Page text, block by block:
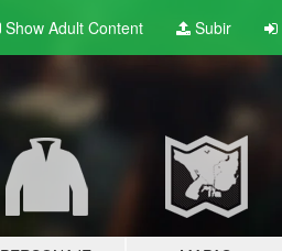
Show Adult Content Subir